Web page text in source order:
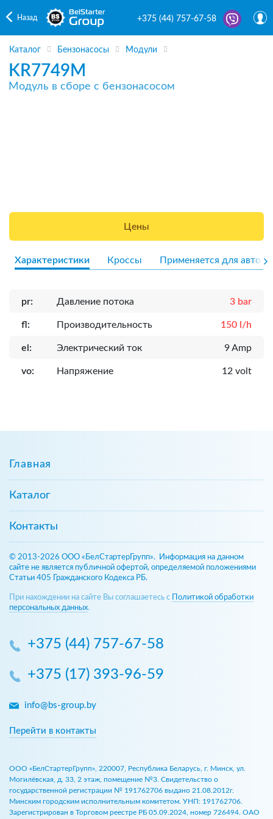
Назад +375 (44) 757-67-58
Каталог Бензонасосы Модули
KR7749M
Модуль в сборе с бензонасосом
Цены
Характеристики Кроссы Применяется для авто
pr: Давление потока 3 bar
fl: Производительность 150 l/h
el: Электрический ток 9 Amp
vo: Напряжение 12 volt
Главная
Каталог
Контакты
© 2013-2026 ООО «БелСтартерГрупп». Информация на данном
сайте не является публичной офертой, определяемой положениями
Статьи 405 Гражданского Кодекса РБ.
При нахождении на сайте Вы соглашаетесь с
Политикой обработки
персональных данных.
+375 (44) 757-67-58
+375 (17) 393-96-59
info@bs-group.by
Перейти в контакты
ООО «БелСтартерГрупп», 220007, Республика Беларусь, г. Минск, ул.
Могилёвская, д. 33, 2 этаж, помещение №3. Свидетельство о
государственной регистрации № 191762706 выдано 21.08.2012г.
Минским городским исполнительным комитетом. УНП: 191762706.
Зарегистрирован в Торговом реестре РБ 05.09.2024, номер 726494. ОАО